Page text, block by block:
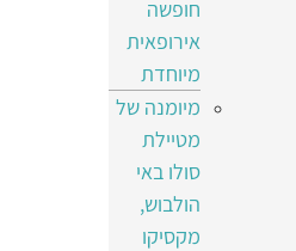
חופשה
אירופאית
מיוחדת
מיומנה של
מטיילת
סולו באי
הולבוש,
מקסיקו